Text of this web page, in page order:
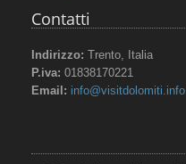
Contatti
Indirizzo: Trento, Italia
P.iva: 01838170221
Email: info@visitdolomiti.info